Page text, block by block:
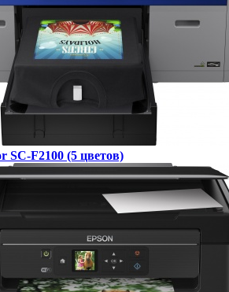
SC-F2100 (5 цветов)